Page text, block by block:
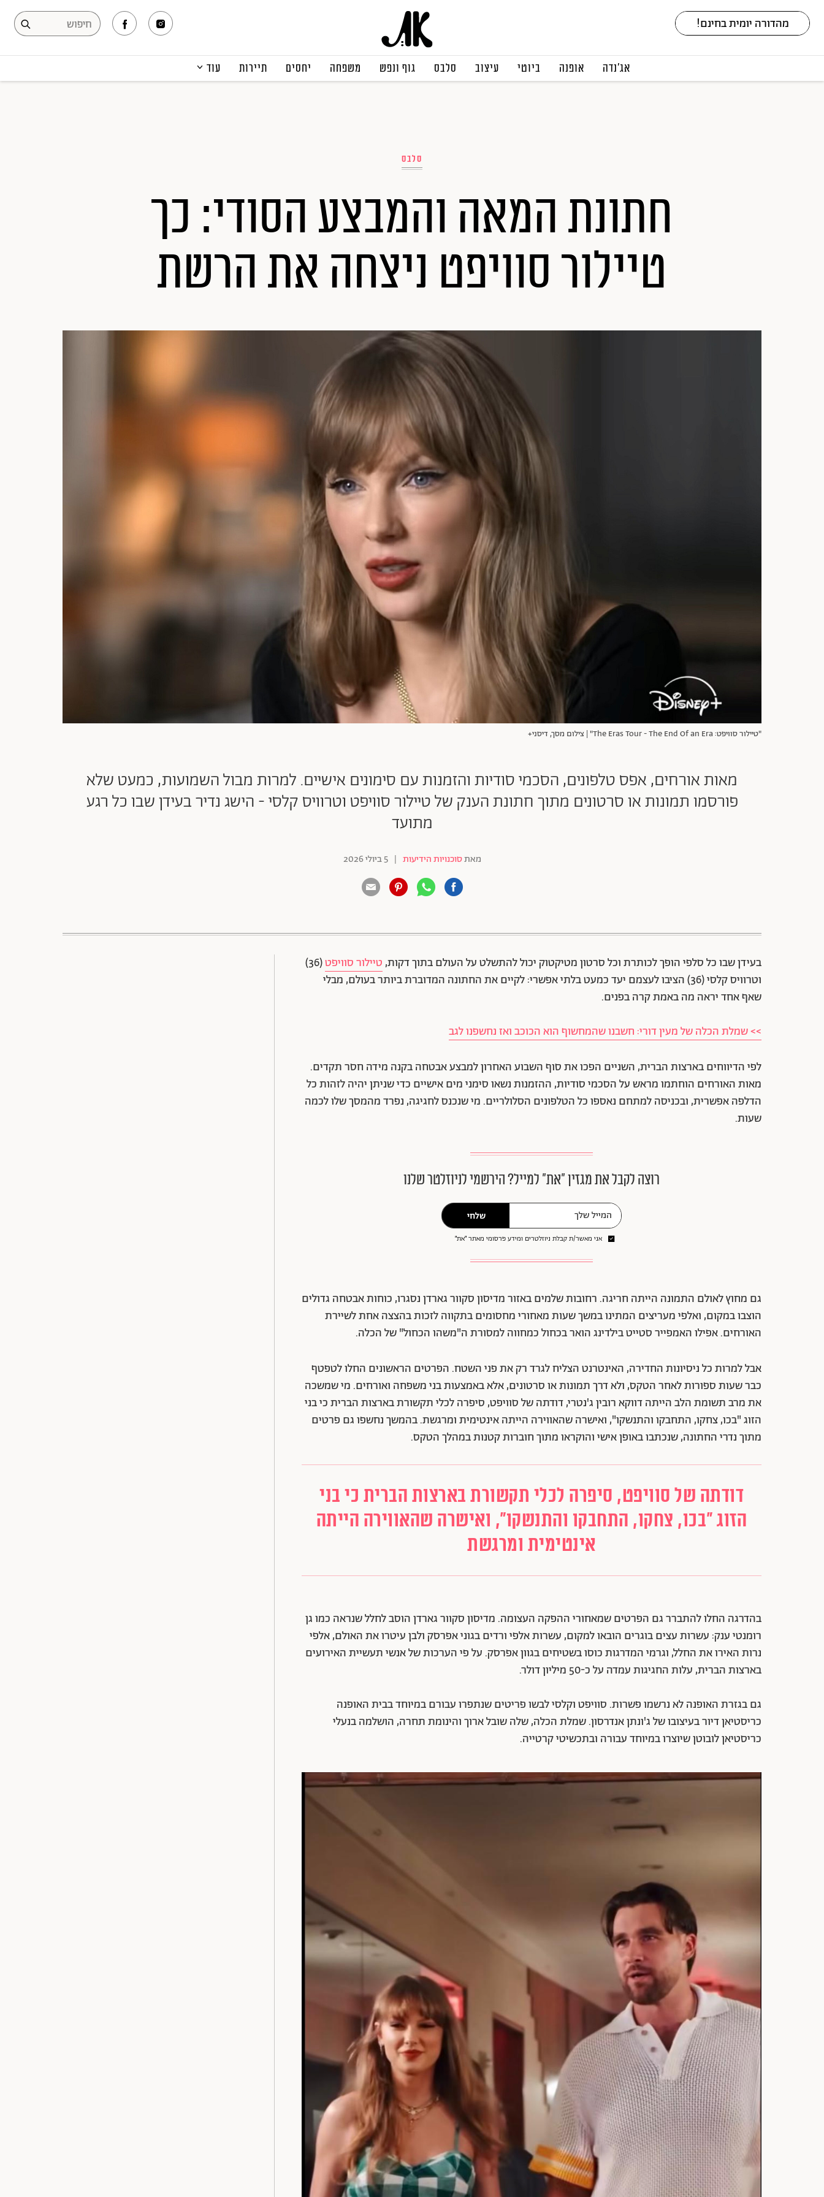
אג׳נדה אופנה ביוטי עיצוב סלבס גוף ונפש משפחה יחסים תיירות עוד
סלבס
חתונת המאה והמבצע הסודי: כך
טיילור סוויפט ניצחה את הרשת
"טיילור סוויפט: The Eras Tour - The End Of an Era" | צילום מסך, דיסני+
מאות אורחים, אפס טלפונים, הסכמי סודיות והזמנות עם סימונים אישיים. למרות מבול השמועות, כמעט שלא
פורסמו תמונות או סרטונים מתוך חתונת הענק של טיילור סוויפט וטרוויס קלסי - הישג נדיר בעידן שבו כל רגע
מתועד
מאתסוכנויות הידיעות | 5 ביולי 2026
בעידן שבו כל סלפי הופך לכותרת וכל סרטון מטיקטוק יכול להתשלט על העולם בתוך דקות,טיילור סוויפט
(36)
וטרוויס קלסי (36) הציבו לעצמם יעד כמעט בלתי אפשרי: לקיים את החתונה המדוברת ביותר בעולם, מבלי
שאף אחד יראה מה באמת קרה בפנים.
>> שמלת הכלה של מעין דורי: חשבנו שהמחשוף הוא הכוכב ואז נחשפנו לגב
לפי הדיווחים בארצות הברית, השניים הפכו את סוף השבוע האחרון למבצע אבטחה בקנה מידה חסר תקדים.
מאות האורחים הוחתמו מראש על הסכמי סודיות, ההזמנות נשאו סימני מים אישיים כדי שניתן יהיה לזהות כל
הדלפה אפשרית, ובכניסה למתחם נאספו כל הטלפונים הסלולריים. מי שנכנס לחגיגה, נפרד מהמסך שלו לכמה
שעות.
רוצה לקבל את מגזין ״את״ למייל? הירשמי לניוזלטר שלנו
שלחי
אני מאשר/ת קבלת ניוזלטרים ומידע פרסומי מאתר ״את״
גם מחוץ לאולם התמונה הייתה חריגה. רחובות שלמים באזור מדיסון סקוור גארדן נסגרו, כוחות אבטחה גדולים
הוצבו במקום, ואלפי מעריצים המתינו במשך שעות מאחורי מחסומים בתקווה לזכות בהצצה אחת לשיירת
האורחים. אפילו האמפייר סטייט בילדינג הואר בכחול כמחווה למסורת ה"משהו הכחול" של הכלה.
אבל למרות כל ניסיונות החדירה, האינטרנט הצליח לגרד רק את פני השטח. הפרטים הראשונים החלו לטפטף
כבר שעות ספורות לאחר הטקס, ולא דרך תמונות או סרטונים, אלא באמצעות בני משפחה ואורחים. מי שמשכה
את מרב תשומת הלב הייתה דווקא רובין ג'נטרי, דודתה של סוויפט, סיפרה לכלי תקשורת בארצות הברית כי בני
הזוג "בכו, צחקו, התחבקו והתנשקו", ואישרה שהאווירה הייתה אינטימית ומרגשת. בהמשך נחשפו גם פרטים
מתוך נדרי החתונה, שנכתבו באופן אישי והוקראו מתוך חוברות קטנות במהלך הטקס.
דודתה של סוויפט, סיפרה לכלי תקשורת בארצות הברית כי בני
הזוג "בכו, צחקו, התחבקו והתנשקו", ואישרה שהאווירה הייתה
אינטימית ומרגשת
בהדרגה החלו להתברר גם הפרטים שמאחורי ההפקה העצומה. מדיסון סקוור גארדן הוסב לחלל שנראה כמו גן
רומנטי ענק: עשרות עצים בוגרים הובאו למקום, עשרות אלפי ורדים בגוני אפרסק ולבן עיטרו את האולם, אלפי
נרות האירו את החלל, וגרמי המדרגות כוסו בשטיחים בגוון אפרסק. על פי הערכות של אנשי תעשיית האירועים
בארצות הברית, עלות החגיגות עמדה על כ-50 מיליון דולר.
גם בגזרת האופנה לא נרשמו פשרות. סוויפט וקלסי לבשו פריטים שנתפרו עבורם במיוחד בבית האופנה
כריסטיאן דיור בעיצובו של ג'ונתן אנדרסון. שמלת הכלה, שלה שובל ארוך והינומת תחרה, הושלמה בנעלי
כריסטיאן לובוטן שיוצרו במיוחד עבורה ובתכשיטי קרטייה.